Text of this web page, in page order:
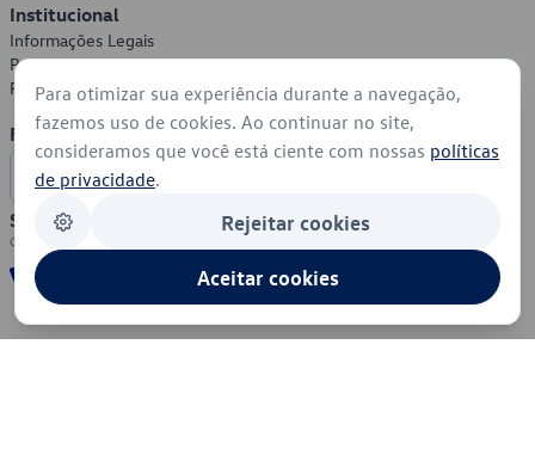
Institucional
Informações Legais
Política de Privacidade
Política de Cookies
Formas de Pagamento
Segurança
Para otimizar sua experiência durante a navegação,
fazemos uso de cookies. Ao continuar no site,
consideramos que você está ciente com nossas políticas
de privacidade.
Rejeitar cookies
Aceitar cookies